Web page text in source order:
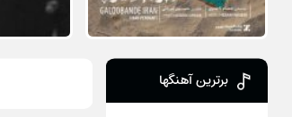
برترین آهنگها